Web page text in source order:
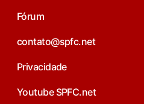
Fórum
contato@spfc.net
Privacidade
Youtube SPFC.net